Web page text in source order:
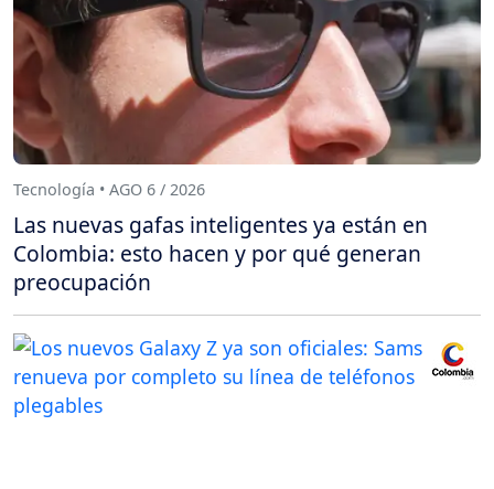
Tecnología • AGO 6 / 2026
Las nuevas gafas inteligentes ya están en
Colombia: esto hacen y por qué generan
preocupación